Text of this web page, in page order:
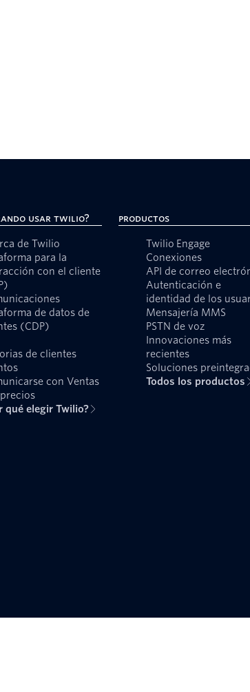
usar Twilio?
de Twilio
para la
con el cliente
de datos de
(CDP)
de clientes
con Ventas
qué elegir Twilio?
Productos
Twilio Engage
Conexiones
API de correo
Autenticación e
identidad de los
Mensajería MMS
PSTN de voz
Innovaciones más
recientes
Soluciones
Todos los productos